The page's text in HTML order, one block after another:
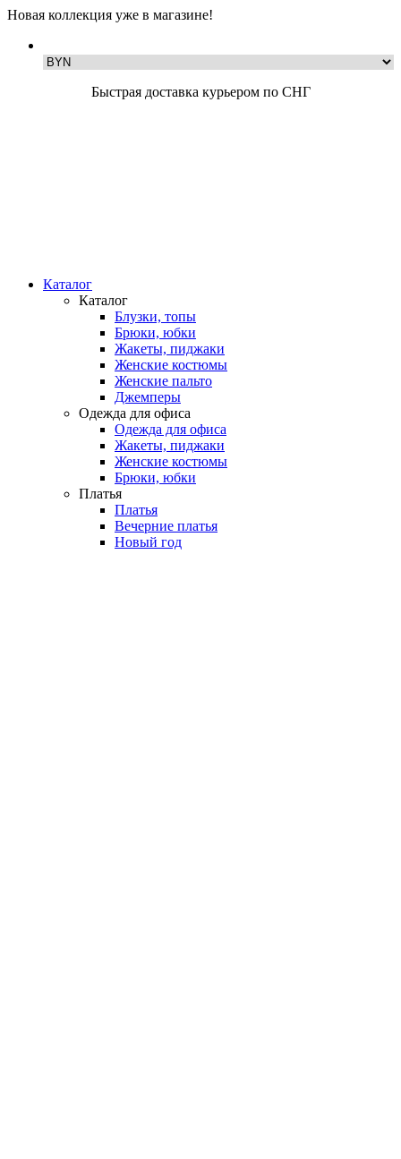
Новая коллекция уже в магазине!
Быстрая доставка курьером по СНГ
Каталог
Каталог
Блузки, топы
Брюки, юбки
Жакеты, пиджаки
Женские костюмы
Женские пальто
Джемперы
Одежда для офиса
Одежда для офиса
Жакеты, пиджаки
Женские костюмы
Брюки, юбки
Платья
Платья
Вечерние платья
Новый год